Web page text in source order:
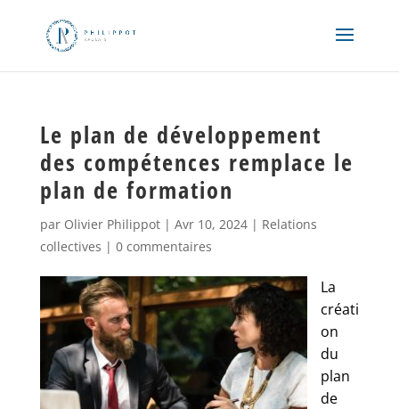
Le plan de développement
des compétences remplace le
plan de formation
par Olivier Philippot| Avr 10, 2024| Relations
collectives | 0 commentaires
La
créati
on
du
plan
de